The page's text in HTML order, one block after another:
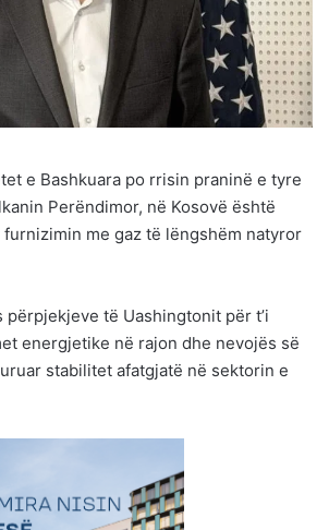
e Bashkuara po rrisin praninë e tyre
Perëndimor, në Kosovë është
me gaz të lëngshëm natyror
përpjekjeve të Uashingtonit për t’i
energjetike në rajon dhe nevojës së
stabilitet afatgjatë në sektorin e